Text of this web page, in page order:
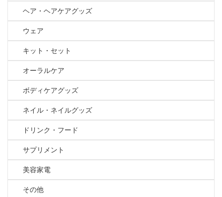
ヘア・ヘアケアグッズ
ウェア
キット・セット
オーラルケア
ボディケアグッズ
ネイル・ネイルグッズ
ドリンク・フード
サプリメント
美容家電
その他